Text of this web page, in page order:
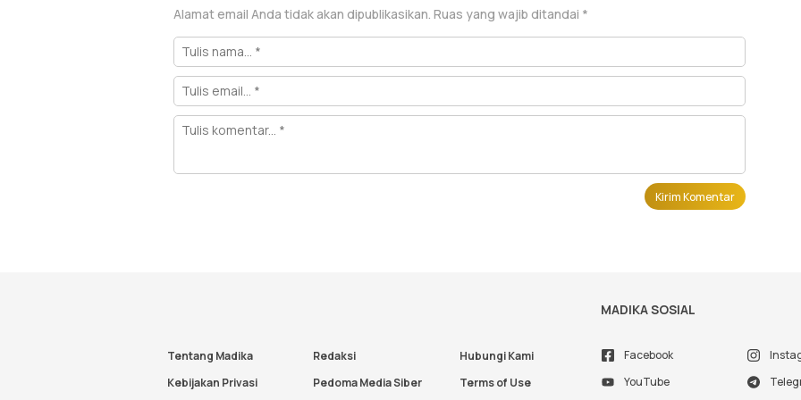
Alamat email Anda tidak akan dipublikasikan. Ruas yang wajib ditandai *
Tentang Madika Redaksi
Hubungi Kami
Kebijakan Privasi
Pedoma Media Siber Terms of Use
MADIKA SOSIAL
Facebook
YouTube